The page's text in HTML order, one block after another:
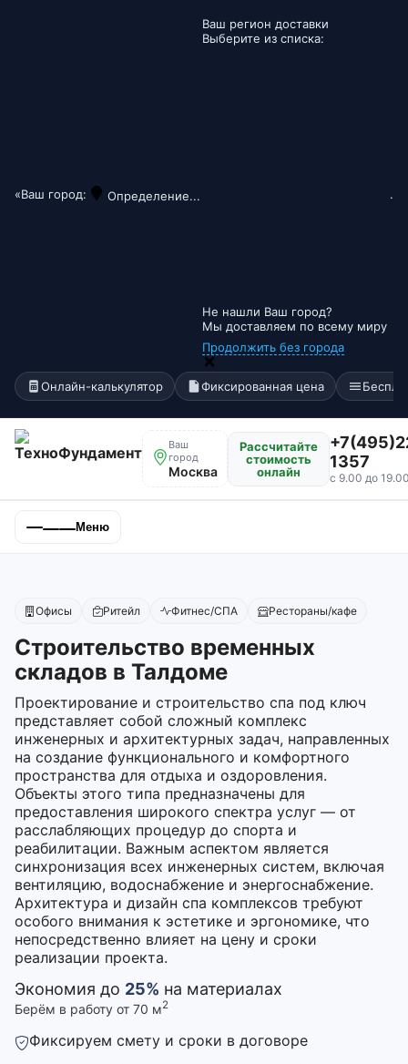
«Ваш город: Определение...
Ваш регион доставки
Выберите из списка:
Не нашли Ваш город?
Мы доставляем по всему миру
Продолжить без города
.
Онлайн-калькулятор Фиксированная цена
Ваш
город
Москва
Рассчитайте
стоимость
онлайн
1357
с 9.00 до
Меню
Офисы Ритейл Фитнес/СПА Рестораны/кафе
Строительство временных
складов в Талдоме
Проектирование и строительство спа под ключ
представляет собой сложный комплекс
инженерных и архитектурных задач, направленных
на создание функционального и комфортного
пространства для отдыха и оздоровления.
Объекты этого типа предназначены для
предоставления широкого спектра услуг — от
расслабляющих процедур до спорта и
реабилитации. Важным аспектом является
синхронизация всех инженерных систем, включая
вентиляцию, водоснабжение и энергоснабжение.
Архитектура и дизайн спа комплексов требуют
особого внимания к эстетике и эргономике, что
непосредственно влияет на цену и сроки
реализации проекта.
Экономия до 25% на материалах
Берём в работу от 70 м2
Фиксируем смету и сроки в договоре